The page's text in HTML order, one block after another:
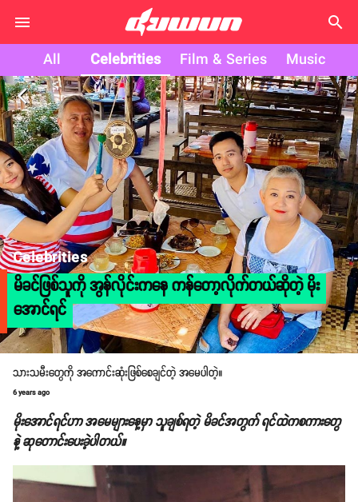
search
All Celebrities Film & Series Music
arrow_back_ios
Celebrities
မိခင်ဖြစ်သူကို အွန်လိုင်းကနေ ကန်တော့လိုက်တယ်ဆိုတဲ့ မိုး
အောင်ရင်
သားသမီးတွေကို အကောင်းဆုံးဖြစ်စေချင်တဲ့ အမေပါတဲ့။
6 years ago
မိုးအောင်ရင်ဟာ အမေများနေ့မှာ သူချစ်ရတဲ့ မိခင်အတွက် ရင်ထဲကစကားတွေ
နဲ့ ဆုတောင်းပေးခဲ့ပါတယ်။